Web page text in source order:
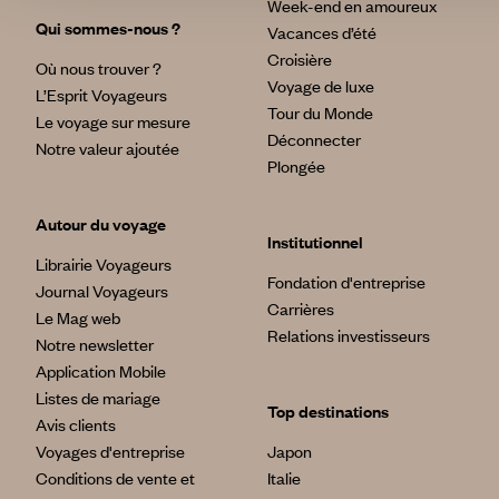
Qui sommes-nous ?
Où nous trouver ?
L’Esprit Voyageurs
Le voyage sur mesure
Notre valeur ajoutée
Autour du voyage
Librairie Voyageurs
Journal Voyageurs
Le Mag web
Notre newsletter
Application Mobile
Listes de mariage
Avis clients
Voyages d'entreprise
Conditions de vente et
Week-end en amoureux
Vacances d’été
Croisière
Voyage de luxe
Tour du Monde
Déconnecter
Plongée
Institutionnel
Fondation d'entreprise
Carrières
Relations investisseurs
Top destinations
Japon
Italie